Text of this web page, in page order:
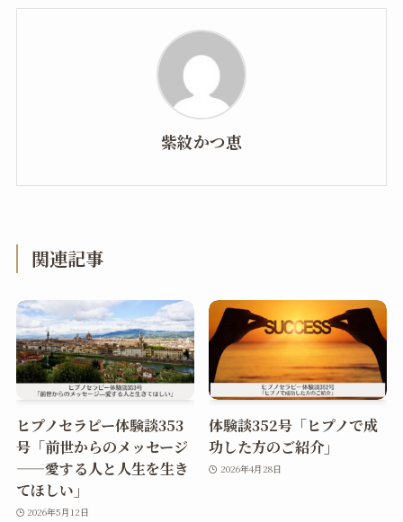
紫紋かつ恵
関連記事
ヒプノセラピー体験談353
号「前世からのメッセージ
——愛する人と人生を生き
てほしい」
2026年5月12日
体験談352号「ヒプノで成
功した方のご紹介」
2026年4月28日